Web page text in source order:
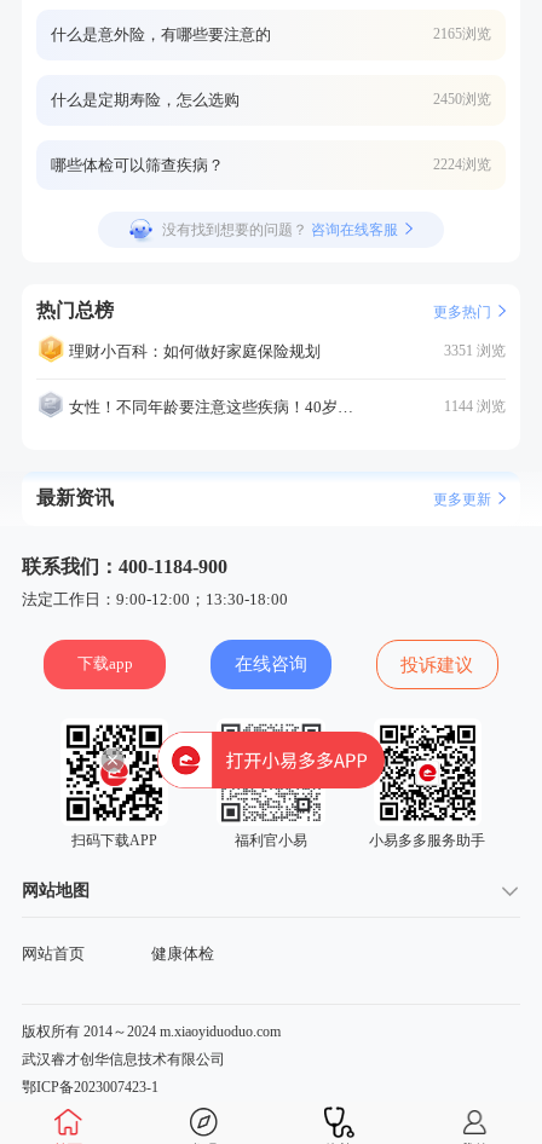
什么是意外险，有哪些要注意的 2165浏览
什么是定期寿险，怎么选购 2450浏览
哪些体检可以筛查疾病？ 2224浏览
没有找到想要的问题？ 咨询在线客服
热门总榜 更多热门
理财小百科：如何做好家庭保险规划 3351 浏览
女性！不同年龄要注意这些疾病！40岁的这个疾病最需要注意！ 1144 浏览
最新资讯 更多更新
联系我们：400-1184-900
法定工作日：9:00-12:00；13:30-18:00
下载app 在线咨询 投诉建议
扫码下载APP 福利官小易 小易多多服务助手
网站地图
网站首页 健康体检
版权所有 2014～2024 m.xiaoyiduoduo.com
武汉睿才创华信息技术有限公司
鄂ICP备2023007423-1